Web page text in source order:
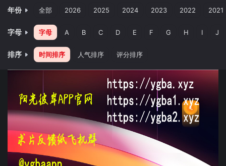
年份 全部 2026 2025 2024 2023 2022 2021
字母 字母 A B C D E F G H I J
排序 时间排序 人气排序 评分排序